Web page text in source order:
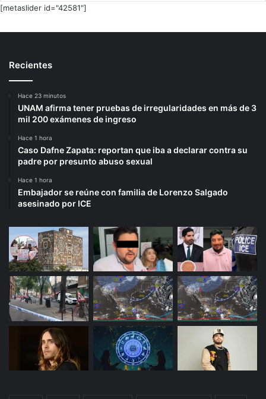
[metaslider id="42581"]
Recientes
Hace 23 minutos
UNAM afirma tener pruebas de irregularidades en más de 3
mil 200 exámenes de ingreso
Hace 1 hora
Caso Dafne Zapata: reportan que iba a declarar contra su
padre por presunto abuso sexual
Hace 1 hora
Embajador se reúne con familia de Lorenzo Salgado
asesinado por ICE